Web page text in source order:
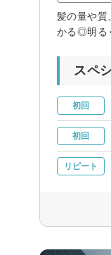
髪の量や質
かる◎明る
スペ
初回
初回
リピート